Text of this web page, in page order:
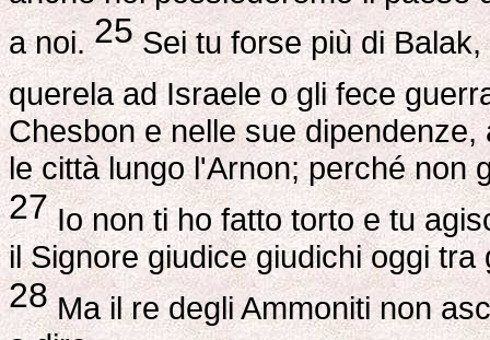
a noi.25Sei tu forse più di
querela ad Israele o gli fece
Chesbon e nelle sue
le città lungo l'Arnon; perché non
27Io non ti ho fatto torto e tu
il Signore giudice giudichi oggi
28Ma il re degli Ammoniti non